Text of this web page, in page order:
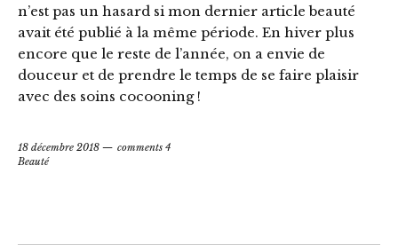
n’est pas un hasard si mon dernier article beauté
avait été publié à la même période. En hiver plus
encore que le reste de l’année, on a envie de
douceur et de prendre le temps de se faire plaisir
avec des soins cocooning !
18 décembre 2018
comments 4
Beauté